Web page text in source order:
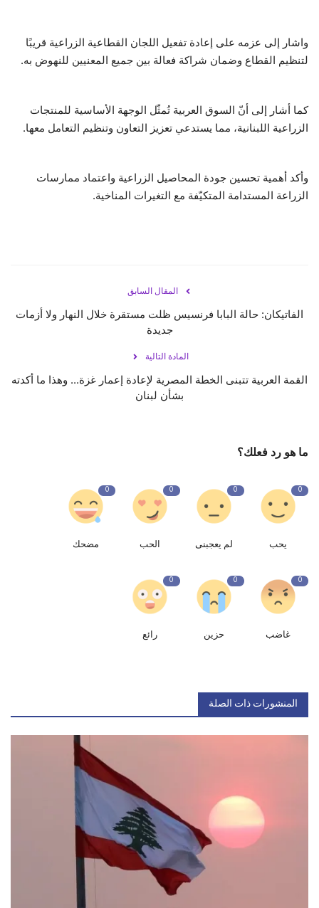
واشار إلى عزمه على إعادة تفعيل اللجان القطاعية الزراعية قريبًا
لتنظيم القطاع وضمان شراكة فعالة بين جميع المعنيين للنهوض به.
كما أشار إلى أنّ السوق العربية تُمثّل الوجهة الأساسية للمنتجات
الزراعية اللبنانية، مما يستدعي تعزيز التعاون وتنظيم التعامل معها.
وأكد أهمية تحسين جودة المحاصيل الزراعية واعتماد ممارسات
الزراعة المستدامة المتكيّفة مع التغيرات المناخية.
المقال السابق
الفاتيكان: حالة البابا فرنسيس ظلت مستقرة خلال النهار ولا أزمات
جديدة
المادة التالية
القمة العربية تتبنى الخطة المصرية لإعادة إعمار غزة... وهذا ما أكدته
بشأن لبنان
ما هو رد فعلك؟
0
يحب
0
لم يعجبنى
0
الحب
0
مضحك
0
غاضب
0
حزين
0
رائع
المنشورات ذات الصلة